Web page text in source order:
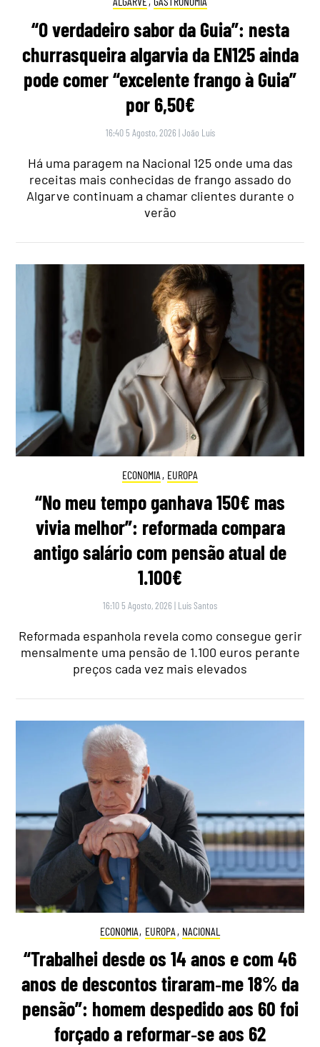
“O verdadeiro sabor da Guia”: nesta
churrasqueira algarvia da EN125 ainda
pode comer “excelente frango à Guia”
por 6,50€
16:40 5 Agosto, 2026 |João Luís
Há uma paragem na Nacional 125 onde uma das
receitas mais conhecidas de frango assado do
Algarve continuam a chamar clientes durante o
verão
ECONOMIA , EUROPA
“No meu tempo ganhava 150€ mas
vivia melhor”: reformada compara
antigo salário com pensão atual de
1.100€
16:10 5 Agosto, 2026 | Luís Santos
Reformada espanhola revela como consegue gerir
mensalmente uma pensão de 1.100 euros perante
preços cada vez mais elevados
ECONOMIA, EUROPA , NACIONAL
“Trabalhei desde os 14 anos e com 46
anos de descontos tiraram‑me 18% da
pensão”: homem despedido aos 60 foi
forçado a reformar‑se aos 62